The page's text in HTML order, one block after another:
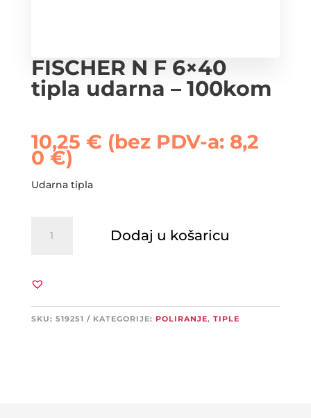
FISCHER N F 6×40
tipla udarna – 100kom
10,25 € (bez PDV-a: 8,2
0 €)
Udarna tipla
tipla
udarna
-
Dodaj u košaricu
SKU: 519251 KATEGORIJE: POLIRANJE, TIPLE